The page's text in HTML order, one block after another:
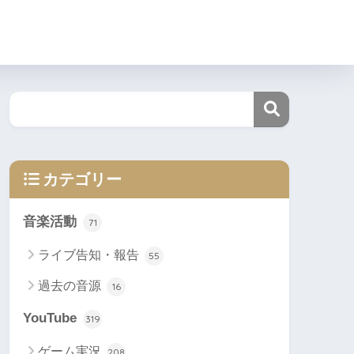
カテゴリー
音楽活動 71
ライブ告知・報告 55
過去の音源 16
YouTube 319